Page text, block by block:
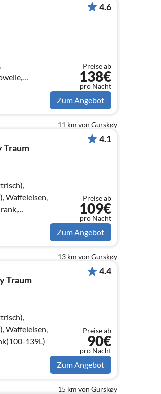
250L)
4.6
Preise ab
138€
pro Nacht
Zum Angebot
11 km von Gurskøy
Traum
Waffeleisen,
4.1
Preise ab
109€
pro Nacht
Zum Angebot
13 km von Gurskøy
Traum
Waffeleisen,
139L)
4.4
Preise ab
90€
pro Nacht
Zum Angebot
15 km von Gurskøy